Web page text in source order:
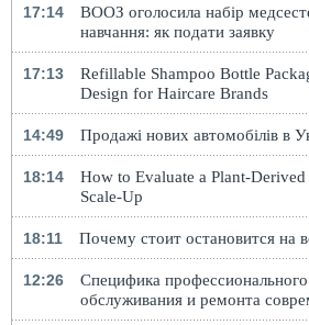
17:14
ВООЗ оголосила набір
навчання: як подати заявку
17:13
Refillable Shampoo Bottle
Design for Haircare Brands
14:49 Продажі нових автомобілів в
18:14
How to Evaluate a Plant-
Scale-Up
18:11 Почему стоит остановится на
12:26
Специфика профессионального
обслуживания и ремонта